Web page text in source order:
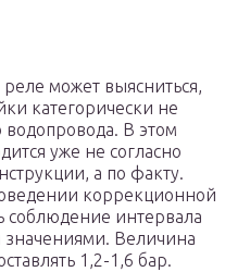
может выясниться,
категорически не
водопровода. В этом
уже не согласно
а по факту.
коррекционной
соблюдение интервала
Величина
1,2-1,6 бар.